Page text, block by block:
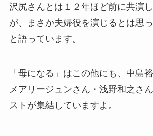
沢尻さんとは１２年ほど前に共演
が、まさか夫婦役を演じるとは思
と語っています。
「母になる」はこの他にも、中島
メアリージュンさん・浅野和之さ
ストが集結していますよ。